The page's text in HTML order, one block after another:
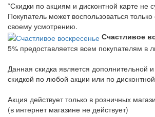
*Скидки по акциям и дисконтной карте не
Покупатель может воспользоваться
своему усмотрению.
Счастливое
5% предоставляется всем покупателям в
Данная скидка является дополнительной
скидкой по любой акции или по
Акция действует только в розничных
(в интернет магазине не действует)